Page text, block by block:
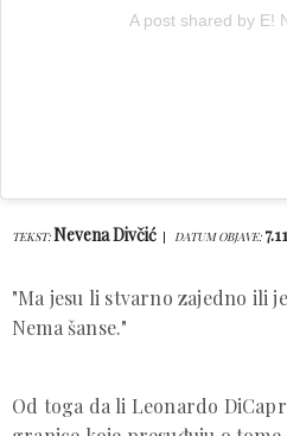
A post shared by E!
TEKST:Nevena Divčić DATUM OBJAVE:
"Ma jesu li stvarno zajedno ili
Nema šanse."
Od toga da li Leonardo